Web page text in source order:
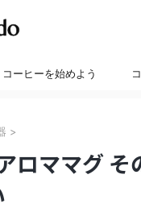
コーヒーを始めよう
>
ロママグ